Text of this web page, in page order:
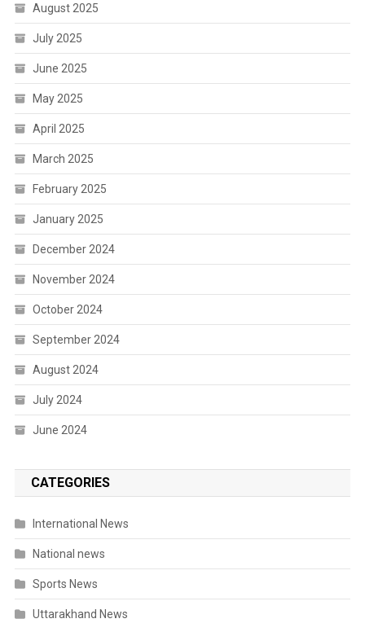
August 2025
July 2025
June 2025
May 2025
April 2025
March 2025
February 2025
January 2025
December 2024
November 2024
October 2024
September 2024
August 2024
July 2024
June 2024
CATEGORIES
International News
National news
Sports News
Uttarakhand News